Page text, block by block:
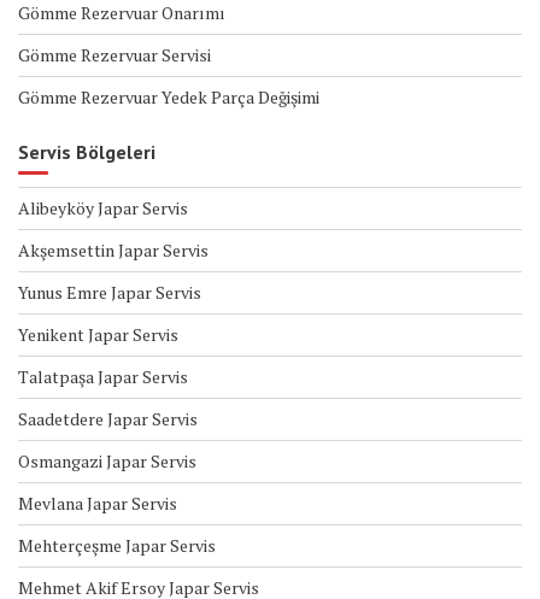
Gömme Rezervuar Onarımı
Gömme Rezervuar Servisi
Gömme Rezervuar Yedek Parça Değişimi
Servis Bölgeleri
Alibeyköy Japar Servis
Akşemsettin Japar Servis
Yunus Emre Japar Servis
Yenikent Japar Servis
Talatpaşa Japar Servis
Saadetdere Japar Servis
Osmangazi Japar Servis
Mevlana Japar Servis
Mehterçeşme Japar Servis
Mehmet Akif Ersoy Japar Servis